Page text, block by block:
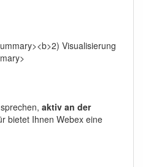
Visualisierung
aktiv an der
bietet Ihnen Webex eine